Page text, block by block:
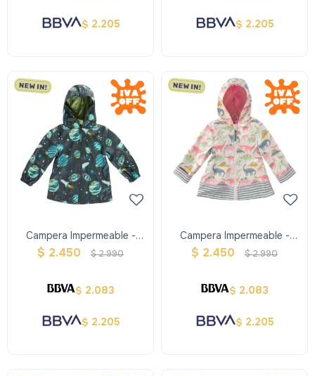
$ 2.205 $ 2.205
Campera Impermeable -
Espacio - Stephen Joseph
$ 2.450 $2.990
$ 2.083
$ 2.205
Campera Impermeable -
Dino Rosa - Stephen
$ 2.450 $2.990
$ 2.083
$ 2.205